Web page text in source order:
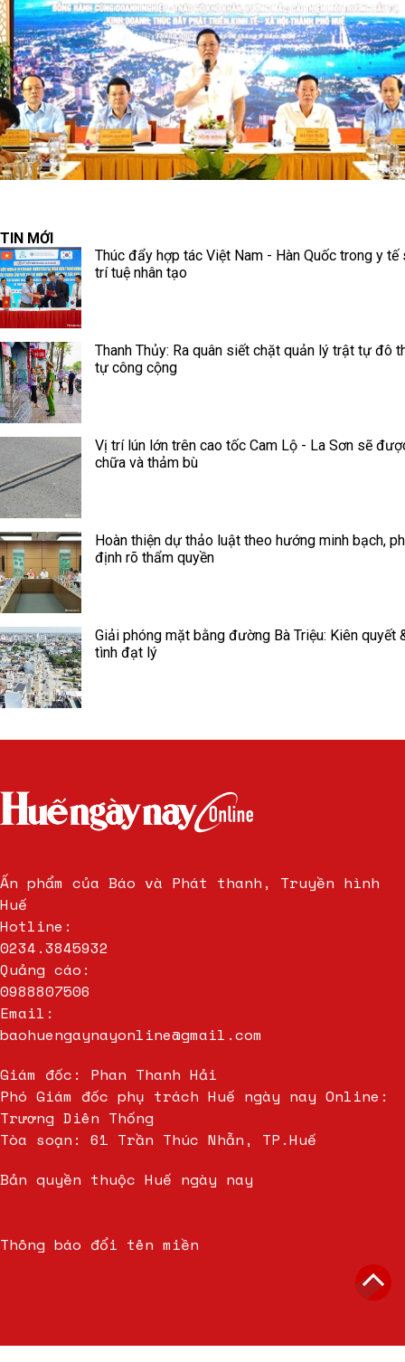
TIN MỚI
Thúc đẩy hợp tác Việt Nam - Hàn Quốc trong y tế
trí tuệ nhân tạo
Thanh Thủy: Ra quân siết chặt quản lý trật tự đô
tự công cộng
Vị trí lún lớn trên cao tốc Cam Lộ - La Sơn sẽ
chữa và thảm bù
Hoàn thiện dự thảo luật theo hướng minh bạch,
định rõ thẩm quyền
Giải phóng mặt bằng đường Bà Triệu: Kiên quyết
tình đạt lý
Ấn phẩm của Báo và Phát thanh, Truyền hình
Huế
Hotline:
0234.3845932
Quảng cáo:
0988807506
Email:
baohuengaynayonline@gmail.com
Giám đốc: Phan Thanh Hải
Phó Giám đốc phụ trách Huế ngày nay Online:
Trương Diên Thống
Tòa soạn: 61 Trần Thúc Nhẫn, TP.Huế
Bản quyền thuộc Huế ngày nay
Thông báo đổi tên miền